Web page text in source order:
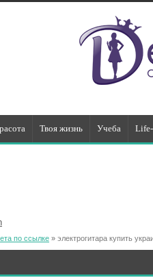
Твоя жизнь Учеба
по ссылке » электрогитара купить